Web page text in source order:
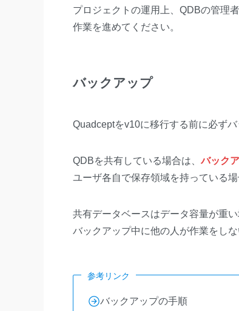
プロジェクトの運用上、QDBの管理
作業を進めてください。
バックアップ
Quadceptをv10に移行する前に必ずバ
QDBを共有している場合は、バック
ユーザ各自で保存領域を持っている
共有データベースはデータ容量が重
バックアップ中に他の人が作業をし
参考リンク
バックアップの手順